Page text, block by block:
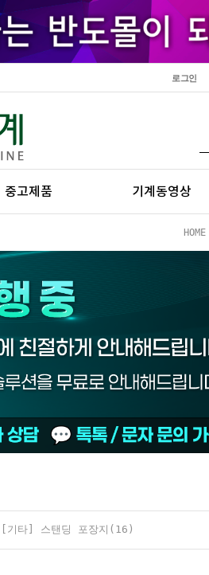
로그인
중고제품 기계동영상
HOME
[기타] 스탠딩 포장지(16)